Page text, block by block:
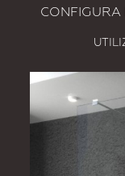
CONFIGURA